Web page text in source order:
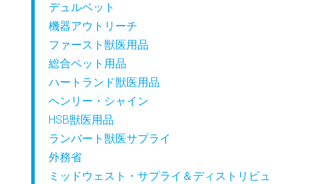
デュルベット
機器アウトリーチ
ファースト獣医用品
総合ペット用品
ハートランド獣医用品
ヘンリー・シャイン
HSB獣医用品
ランバート獣医サプライ
外務省
ミッドウェスト・サプライ＆ディストリビュ